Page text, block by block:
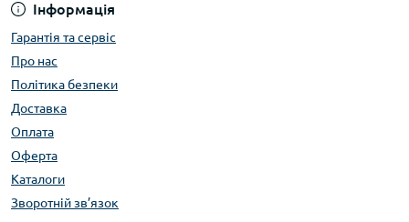
Інформація
Гарантія та сервіс
Про нас
Політика безпеки
Доставка
Оплата
Оферта
Каталоги
Зворотній зв’язок